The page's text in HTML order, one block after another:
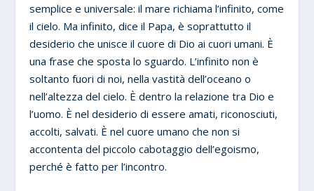
semplice e universale: il mare richiama l’infinito, come
il cielo. Ma infinito, dice il Papa, è soprattutto il
desiderio che unisce il cuore di Dio ai cuori umani. È
una frase che sposta lo sguardo. L’infinito non è
soltanto fuori di noi, nella vastità dell’oceano o
nell’altezza del cielo. È dentro la relazione tra Dio e
l’uomo. È nel desiderio di essere amati, riconosciuti,
accolti, salvati. È nel cuore umano che non si
accontenta del piccolo cabotaggio dell’egoismo,
perché è fatto per l’incontro.